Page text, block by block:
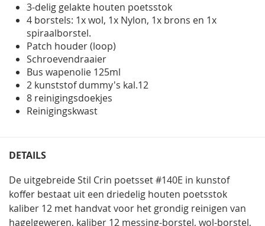
3-delig gelakte houten poetsstok
4 borstels: 1x wol, 1x Nylon, 1x brons en 1x
spiraalborstel.
Patch houder (loop)
Schroevendraaier
Bus wapenolie 125ml
2 kunststof dummy's kal.12
8 reinigingsdoekjes
Reinigingskwast
DETAILS
De uitgebreide Stil Crin poetsset #140E in kunstof
koffer bestaat uit een driedelig houten poetsstok
kaliber 12 met handvat voor het grondig reinigen van
hagelgeweren, kaliber 12 messing-borstel, wol-borstel,